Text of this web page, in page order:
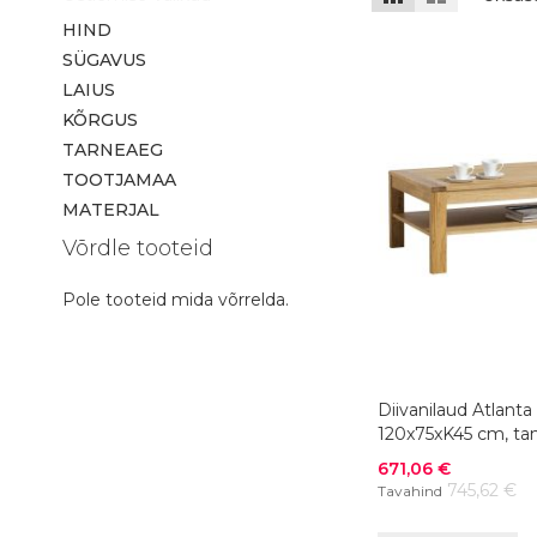
Diivanilaud Atlanta
120x75xK45 cm,
Soodushind
671,06 €
Tavahind 745,62 €
HIND
SÜGAVUS
LAIUS
KÕRGUS
TARNEAEG
TOOTJAMAA
MATERJAL
Võrdle tooteid
Pole tooteid mida võrrelda.